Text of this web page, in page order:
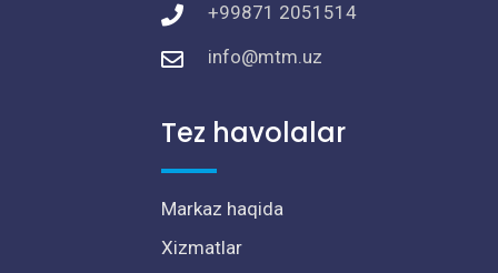
+99871 2051514
info@mtm.uz
Tez havolalar
Markaz haqida
Xizmatlar